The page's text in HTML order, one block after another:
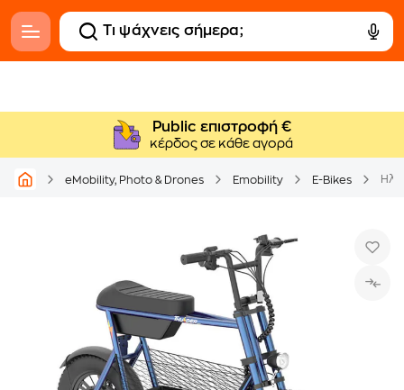
Public επιστροφή €
κέρδος σε κάθε αγορά
eMobility, Photo & Drones Emobility E-Bikes